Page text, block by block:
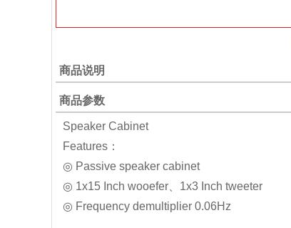
商品说明
商品参数
Speaker Cabinet
Features：
◎ Passive speaker cabinet
◎ 1x15 Inch wooefer、1x3 Inch tweeter
◎ Frequency demultiplier 0.06Hz